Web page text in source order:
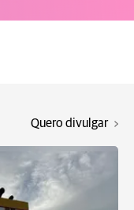
Quero divulgar